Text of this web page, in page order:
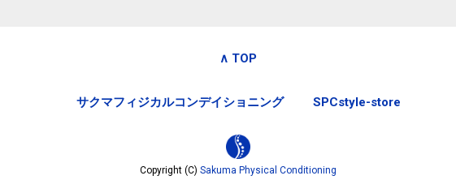
いためには、食生活で「コンドロイチン」を補うことが大切。そして「コンドロイ
豆」！ 1日1パックでコンドロイチン補給 | セルフドクターニュース 賞味期限は気
味しい食べかた」は、 ・賞味期限ギリギリで食べる。 ・白い泡が全体に行き渡る程
目安が30回～40回程度。 またタレ・薬味は納豆をかき混ぜたあとに入れたほうが、
り一層引き立つそうです。 関節の痛み・体のゆがみ予防には「納豆」！ 1日1パッ
∧ TOP
サクマフィジカルコンデイショニング SPCstyle-store
Copyright (C) Sakuma Physical Conditioning